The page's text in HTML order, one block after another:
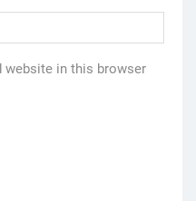
website in this browser